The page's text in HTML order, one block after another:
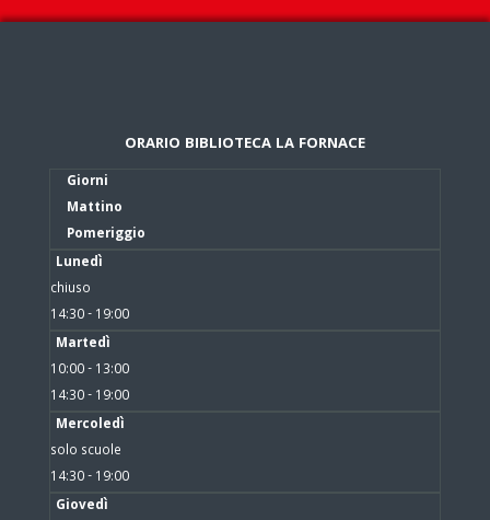
ORARIO BIBLIOTECA LA FORNACE
Giorni
Mattino
Pomeriggio
Lunedì
chiuso
14:30 - 19:00
Martedì
10:00 - 13:00
14:30 - 19:00
Mercoledì
solo scuole
14:30 - 19:00
Giovedì